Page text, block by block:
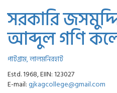
সরকারি
আব্দুল গণি
পাটগ্রাম, লালমনিরহাট
Estd. 1968, EIIN: 123027
E-mail:gjkagcollege@gmail.com